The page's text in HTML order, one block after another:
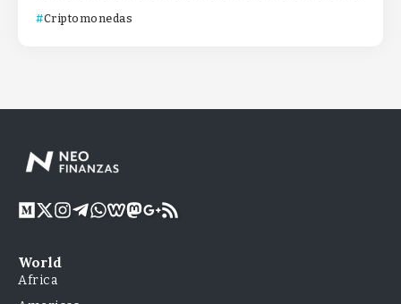
Criptomonedas
World
Africa